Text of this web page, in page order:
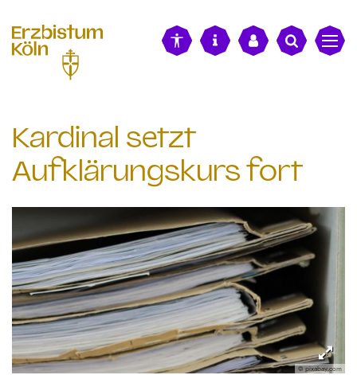
Kardinal setzt
Aufklärungskurs fort
© pixabay.com